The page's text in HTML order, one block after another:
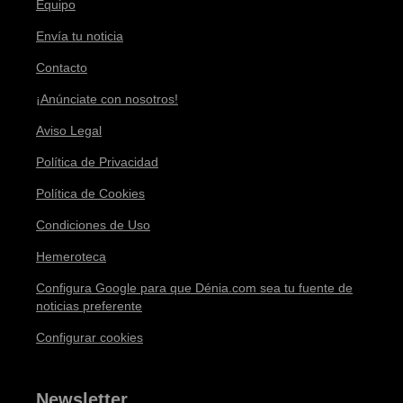
Equipo
Envía tu noticia
Contacto
¡Anúnciate con nosotros!
Aviso Legal
Política de Privacidad
Política de Cookies
Condiciones de Uso
Hemeroteca
Configura Google para que Dénia.com sea tu fuente de
noticias preferente
Configurar cookies